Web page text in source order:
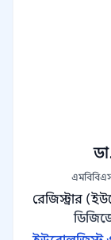
রেজিস্ট্রার